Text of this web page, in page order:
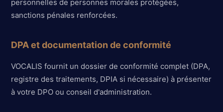
personnelles de personnes morales protégées,
sanctions pénales renforcées.
DPA et documentation de conformité
VOCALIS fournit un dossier de conformité complet (DPA,
registre des traitements, DPIA si nécessaire) à présenter
à votre DPO ou conseil d'administration.